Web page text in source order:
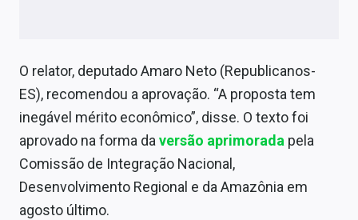
Expediente
Contato
O relator, deputado Amaro Neto (Republicanos-
ES), recomendou a aprovação. “A proposta tem
inegável mérito econômico”, disse. O texto foi
aprovado na forma daversão aprimorada pela
Comissão de Integração Nacional,
Desenvolvimento Regional e da Amazônia em
agosto último.